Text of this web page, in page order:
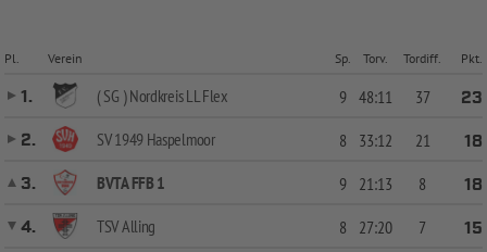
Pl. Verein Sp. Torv. Tordiff. Pkt.
1. ( SG ) Nordkreis LL Flex 9 48:11 37
23
2.
SV 1949 Haspelmoor 8 33:12 21
18
3.
BVTA FFB 1 9 21:13 8
18
4.
TSV Alling 8 27:20 7
15